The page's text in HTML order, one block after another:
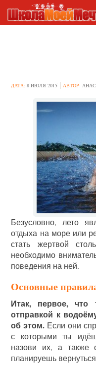
ДАТА:8 ИЮЛЯ 2015 АВТОР:
Безусловно, лето
отдыха на море или
стать жертвой
необходимо
поведения на ней.
Основные
Итак, первое, что
отправкой к
об этом. Если они
с которыми ты
назови их, а также
планируешь